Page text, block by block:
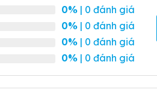
0%| 0 đánh giá
0%| 0 đánh giá
0%| 0 đánh giá
0%| 0 đánh giá